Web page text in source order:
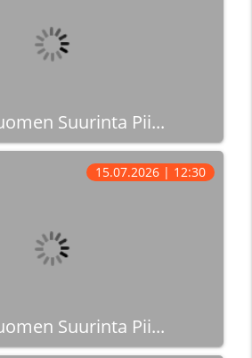
Suurinta Pii...
Suurinta Pii...
15.07.2026 | 12:30